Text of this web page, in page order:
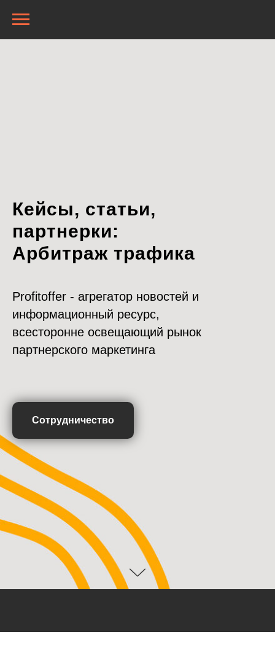
Кейсы, статьи,
партнерки:
Арбитраж трафика
Profitoffer - агрегатор новостей и
информационный ресурс,
всесторонне освещающий рынок
партнерского маркетинга
Сотрудничество